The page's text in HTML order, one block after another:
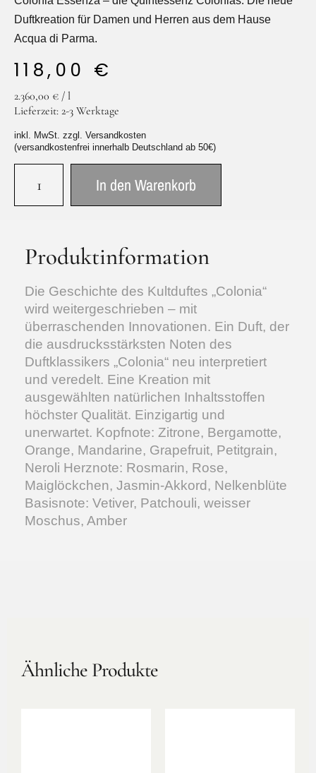
Duftkreation für Damen und Herren aus dem Hause
Acqua di Parma.
118,00 €
2.360,00 € / l
Lieferzeit: 2-3 Werktage
inkl. MwSt. zzgl. Versandkosten
(versandkostenfrei innerhalb Deutschland ab 50€)
In den Warenkorb
Produktinformation
Die Geschichte des Kultduftes „Colonia“
wird weitergeschrieben – mit
überraschenden Innovationen. Ein Duft, der
die ausdrucksstärksten Noten des
Duftklassikers „Colonia“ neu interpretiert
und veredelt. Eine Kreation mit
ausgewählten natürlichen Inhaltsstoffen
höchster Qualität. Einzigartig und
unerwartet. Kopfnote: Zitrone, Bergamotte,
Orange, Mandarine, Grapefruit, Petitgrain,
Neroli Herznote: Rosmarin, Rose,
Maiglöckchen, Jasmin-Akkord, Nelkenblüte
Basisnote: Vetiver, Patchouli, weisser
Moschus, Amber
Ähnliche Produkte